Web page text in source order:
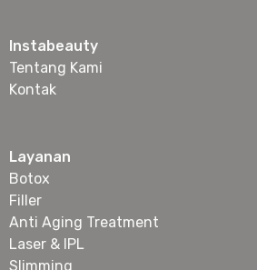
Instabeauty
Tentang Kami
Kontak
Layanan
Botox
Filler
Anti Aging Treatment
Laser & IPL
Slimming